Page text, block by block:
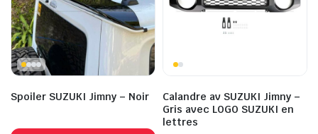
Spoiler SUZUKI Jimny – Noir
Calandre av SUZUKI Jimny –
Gris avec LOGO SUZUKI en
lettres